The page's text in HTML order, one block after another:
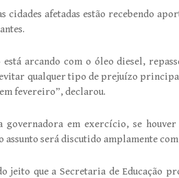
cidades afetadas estão recebendo
está arcando com o óleo diesel,
qualquer tipo de prejuízo
fevereiro”, declarou.
governadora em exercício, se
será discutido amplamente
jeito que a Secretaria de Educação